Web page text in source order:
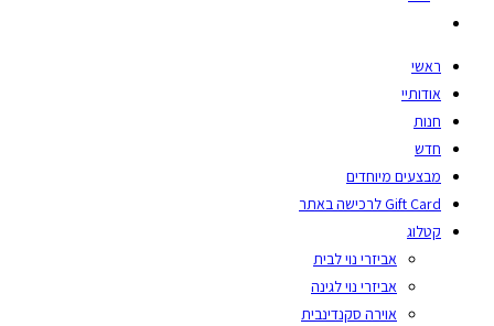
ראשי
אודותיי
חנות
חדש
מבצעים מיוחדים
Gift Card לרכישה באתר
קטלוג
אביזרי נוי לבית
אביזרי נוי לגינה
אוירה סקנדינבית